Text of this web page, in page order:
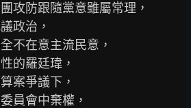
攻防跟隨黨意雖屬常理，
政治，
不在意主流民意，
的羅廷瑋，
案爭議下，
員會中棄權，